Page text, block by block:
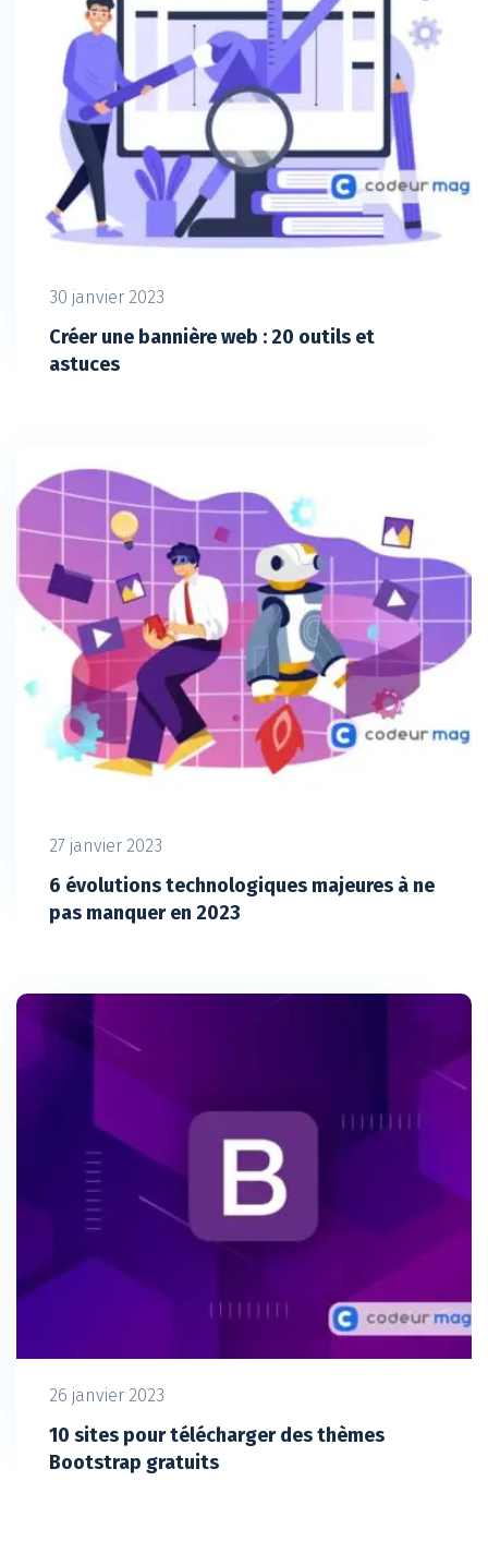
30 janvier 2023
Créer une bannière web : 20 outils et
astuces
27 janvier 2023
6 évolutions technologiques majeures à ne
pas manquer en 2023
26 janvier 2023
10 sites pour télécharger des thèmes
Bootstrap gratuits